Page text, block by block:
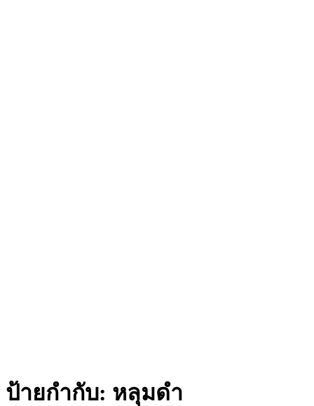
ป้ายกำกับ: หลุมดำ